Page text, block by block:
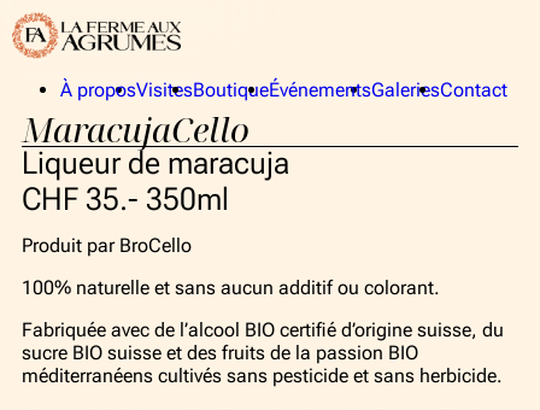
À propos
La Ferme aux Agrumes
La collection
Équipe
VisitesBoutiqueÉvénements
Privés
GaleriesContact
À propos
La collection
MaracujaCello
Liqueur de maracuja
CHF 35.- 350ml
Produit par BroCello
100% naturelle et sans aucun additif ou colorant.
Fabriquée avec de l’alcool BIO certifié d’origine suisse, du
sucre BIO suisse et des fruits de la passion BIO
méditerranéens cultivés sans pesticide et sans herbicide.